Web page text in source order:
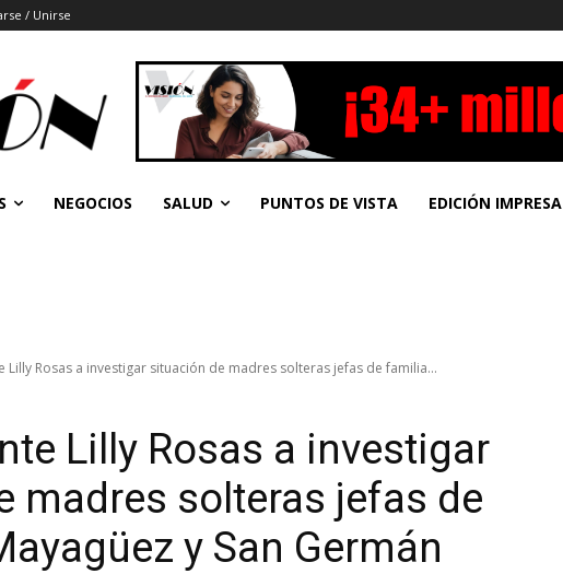
/ Unirse
NEGOCIOS SALUD PUNTOS DE VISTA EDICIÓN IMPRESA
Lilly Rosas a investigar situación de madres solteras jefas de familia...
Lilly Rosas a investigar
madres solteras jefas de
y San Germán